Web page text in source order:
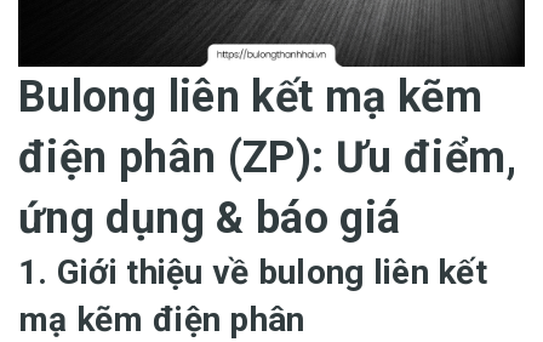
Bulong liên kết mạ kẽm
điện phân (ZP): Ưu điểm,
ứng dụng & báo giá
1. Giới thiệu về bulong liên kết
mạ kẽm điện phân